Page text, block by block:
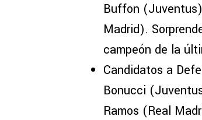
Buffon
Madrid).
campeón de la
Candidatos a
Bonucci
Ramos (Real